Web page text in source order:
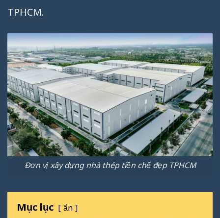
TPHCM.
Đơn vị xây dựng nhà thép tiền chế đẹp TPHCM
Mục lục ẩn